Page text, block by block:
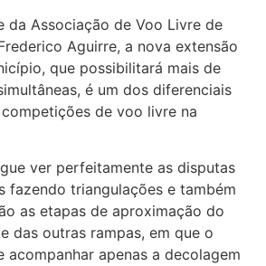
da Associação de Voo Livre de
Aguirre, a nova extensão
que possibilitará mais de
é um dos diferenciais
de voo livre na
ver perfeitamente as disputas
fazendo triangulações e também
as etapas de aproximação do
das outras rampas, em que o
acompanhar apenas a decolagem